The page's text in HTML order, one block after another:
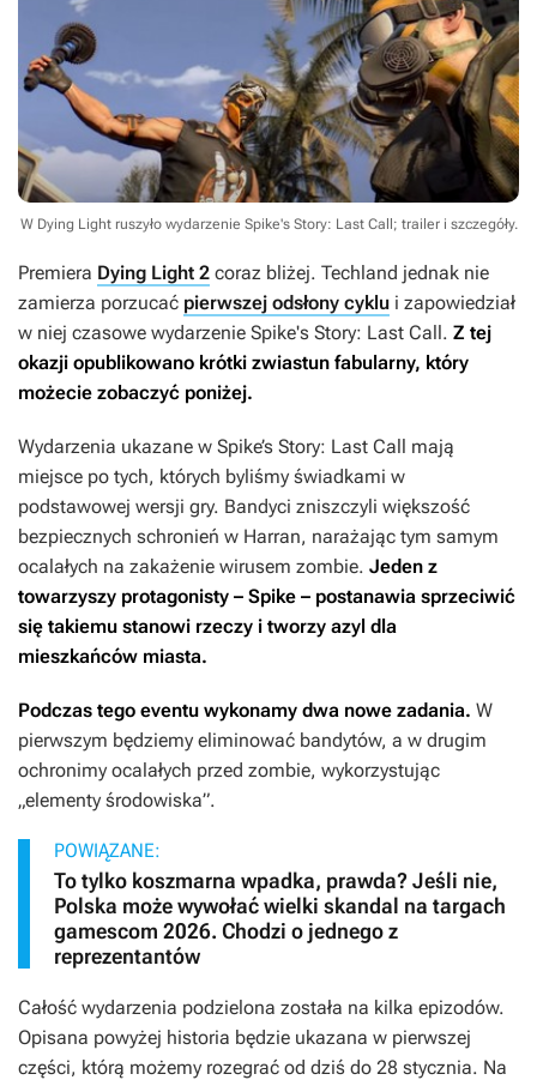
W Dying Light ruszyło wydarzenie Spike's Story: Last Call; trailer i szczegóły.
Premiera Dying Light 2 coraz bliżej. Techland jednak nie
zamierza porzucać pierwszej odsłony cyklu i zapowiedział
w niej czasowe wydarzenie Spike's Story: Last Call. Z tej
okazji opublikowano krótki zwiastun fabularny, który
możecie zobaczyć poniżej.
Wydarzenia ukazane w Spike’s Story: Last Call mają
miejsce po tych, których byliśmy świadkami w
podstawowej wersji gry. Bandyci zniszczyli większość
bezpiecznych schronień w Harran, narażając tym samym
ocalałych na zakażenie wirusem zombie. Jeden z
towarzyszy protagonisty – Spike – postanawia sprzeciwić
się takiemu stanowi rzeczy i tworzy azyl dla
mieszkańców miasta.
Podczas tego eventu wykonamy dwa nowe zadania. W
pierwszym będziemy eliminować bandytów, a w drugim
ochronimy ocalałych przed zombie, wykorzystując
„elementy środowiska”.
POWIĄZANE:
To tylko koszmarna wpadka, prawda? Jeśli nie,
Polska może wywołać wielki skandal na targach
gamescom 2026. Chodzi o jednego z
reprezentantów
Całość wydarzenia podzielona została na kilka epizodów.
Opisana powyżej historia będzie ukazana w pierwszej
części, którą możemy rozegrać od dziś do 28 stycznia. Na